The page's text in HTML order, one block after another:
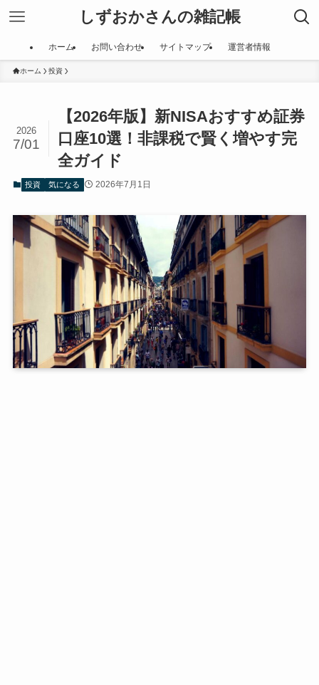
しずおかさんの雑記帳
ホーム お問い合わせ サイトマップ 運営者情報
ホーム 投資
【2026年版】新NISAおすすめ証券
口座10選！非課税で賢く増やす完
全ガイド
2026
7/01
投資 気になる 2026年7月1日